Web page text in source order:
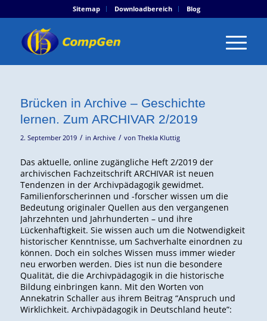
Sitemap Downloadbereich Blog
Brücken in Archive – Geschichte
lernen. Zum ARCHIVAR 2/2019
2. September 2019 / in Archive / von Thekla Kluttig
Das aktuelle, online zugängliche Heft 2/2019 der
archivischen Fachzeitschrift ARCHIVAR ist neuen
Tendenzen in der Archivpädagogik gewidmet.
Familienforscherinnen und -forscher wissen um die
Bedeutung originaler Quellen aus den vergangenen
Jahrzehnten und Jahrhunderten – und ihre
Lückenhaftigkeit. Sie wissen auch um die Notwendigkeit
historischer Kenntnisse, um Sachverhalte einordnen zu
können. Doch ein solches Wissen muss immer wieder
neu erworben werden. Dies ist nun die besondere
Qualität, die die Archivpädagogik in die historische
Bildung einbringen kann. Mit den Worten von
Annekatrin Schaller aus ihrem Beitrag “Anspruch und
Wirklichkeit. Archivpädagogik in Deutschland heute”: